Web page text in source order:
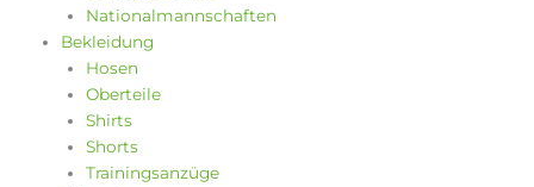
Nationalmannschaften
Bekleidung
Hosen
Oberteile
Shirts
Shorts
Trainingsanzüge